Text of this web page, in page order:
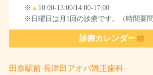
※ ▲ 10:00-13:00/14:00-17:00
※日曜日は月1回の診療です。（時間要問
診療カレンダー
田奈駅前 長津田アオバ矯正歯科